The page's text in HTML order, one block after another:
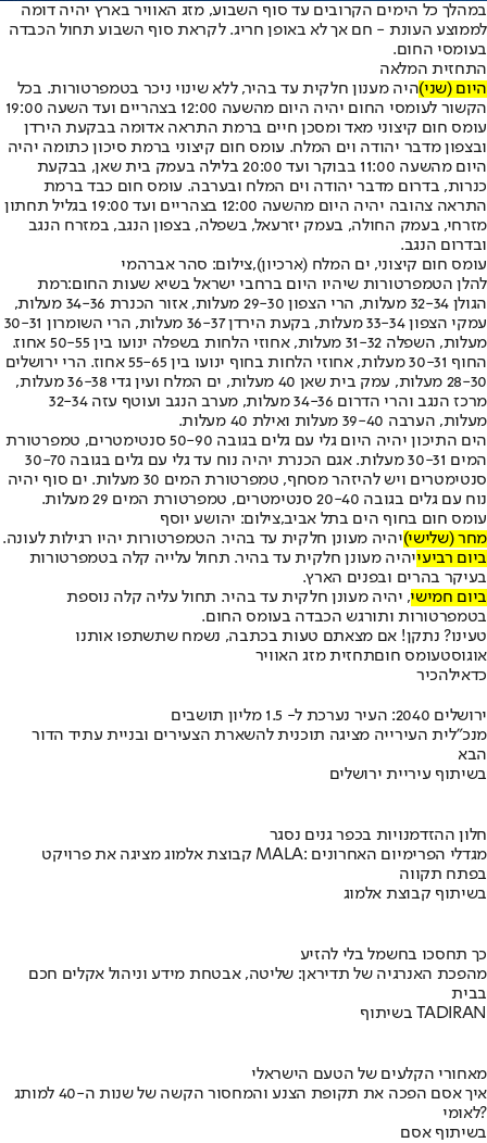
במהלך כל הימים הקרובים עד סוף השבוע, מזג האוויר בארץ יהיה דומה
לממוצע העונת - חם אך לא באופן חריג. לקראת סוף השבוע תחול הכבדה
בעומסי החום.
התחזית המלאה
היום (שני)היה מענון חלקית עד בהיר, ללא שינוי ניכר בטמפרטורות. בכל
הקשור לעומסי החום יהיה היום מהשעה 12:00 בצהריים ועד השעה 19:00
עומס חום קיצוני מאד ומסכן חיים ברמת התראה אדומה בבקעת הירדן
ובצפון מדבר יהודה וים המלח. עומס חום קיצוני ברמת סיכון כתומה יהיה
היום מהשעה 11:00 בבוקר ועד 20:00 בלילה בעמק בית שאן, בבקעת
כנרות, בדרום מדבר יהודה וים המלח ובערבה. עומס חום כבד ברמת
התראה צהובה יהיה היום מהשעה 12:00 בצהריים ועד 19:00 בגליל תחתון
מזרחי, בעמק החולה, בעמק יזרעאל, בשפלה, בצפון הנגב, במזרח הנגב
ובדרום הנגב.
עומס חום קיצוני, ים המלח (ארכיון),צילום: סהר אברהמי
להלן הטמפרטורות שיהיו היום ברחבי ישראל בשיא שעות החום:רמת
הגולן 32-34 מעלות, הרי הצפון 29-30 מעלות, אזור הכנרת 34-36 מעלות,
עמקי הצפון 33-34 מעלות, בקעת הירדן 36-37 מעלות, הרי השומרון 30-31
מעלות, השפלה 31-32 מעלות, אחוזי הלחות בשפלה ינועו בין 50-55 אחוז.
החוף 30-31 מעלות, אחוזי הלחות בחוף ינועו בין 55-65 אחוז. הרי ירושלים
28-30 מעלות, עמק בית שאן 40 מעלות, ים המלח ועין גדי 36-38 מעלות,
מרכז הנגב והרי הדרום 34-36 מעלות, מערב הנגב ועוטף עזה 32-34
מעלות, הערבה 39-40 מעלות ואילת 40 מעלות.
הים התיכון יהיה היום גלי עם גלים בגובה 50-90 סנטימטרים, טמפרטורת
המים 30-31 מעלות. אגם הכנרת יהיה נוח עד גלי עם גלים בגובה 30-70
סנטימטרים ויש להיזהר מסחף, טמפרטורת המים 30 מעלות. ים סוף יהיה
נוח עם גלים בגובה 20-40 סנטימטרים, טמפרטורת המים 29 מעלות.
עומס חום בחוף הים בתל אביב,צילום: יהושע יוסף
מחר (שלישי)יהיה מעונן חלקית עד בהיר. הטמפרטורות יהיו רגילות לעונה.
ביום רביעייהיה מעונן חלקית עד בהיר. תחול עלייה קלה בטמפרטורות
בעיקר בהרים ובפנים הארץ.
ביום חמישי, יהיה מעונן חלקית עד בהיר. תחול עליה קלה נוספת
בטמפרטורות ותורגש הכבדה בעומס החום.
טעינו? נתקן! אם מצאתם טעות בכתבה, נשמח שתשתפו אותנו
אוגוסטעומס חוםתחזית מזג האוויר
כדאילהכיר
ירושלים 2040: העיר נערכת ל- 1.5 מליון תושבים
מנכ"לית העירייה מציגה תוכנית להשארת הצעירים ובניית עתיד הדור
הבא
בשיתוף עיריית ירושלים
חלון ההזדמנויות בכפר גנים נסגר
קבוצת אלמוג מציגה את פרויקט MALA: מגדלי הפרימיום האחרונים
בפתח תקווה
בשיתוף קבוצת אלמוג
כך תחסכו בחשמל בלי להזיע
מהפכת האנרגיה של תדיראן: שליטה, אבטחת מידע וניהול אקלים חכם
בבית
בשיתוף TADIRAN
מאחורי הקלעים של הטעם הישראלי
איך אסם הפכה את תקופת הצנע והמחסור הקשה של שנות ה-40 למותג
לאומי?
בשיתוף אסם